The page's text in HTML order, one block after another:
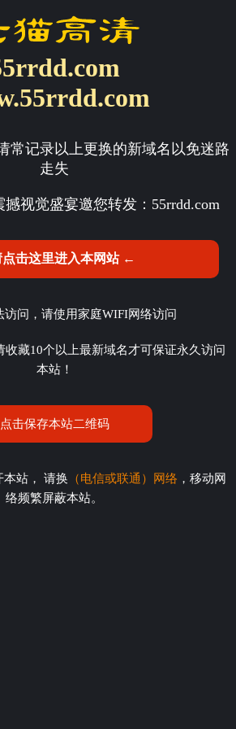
常记录以上更换的新域名以免迷路
走失
视觉盛宴邀您转发： 55rrdd.com
击这里进入本网站 ←
访问，请使用家庭WIFI网络访问
收藏10个以上最新域名才可保证永久访问
本站！
点击保存本站二维码
站， 请换 （电信或联通）网络 ，移动网
络频繁屏蔽本站。